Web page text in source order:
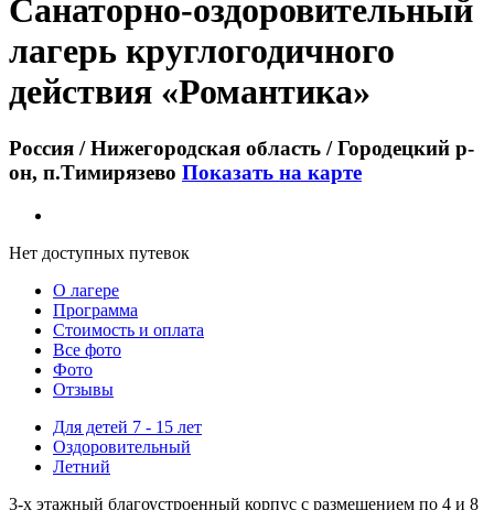
Санаторно-оздоровительный
лагерь круглогодичного
действия «Романтика»
Россия / Нижегородская область / Городецкий р-
он, п.Тимирязево Показать на карте
Нет доступных путевок
О лагере
Программа
Стоимость и оплата
Все фото
Фото
Отзывы
Для детей 7 - 15 лет
Оздоровительный
Летний
3-х этажный благоустроенный корпус с размещением по 4 и 8